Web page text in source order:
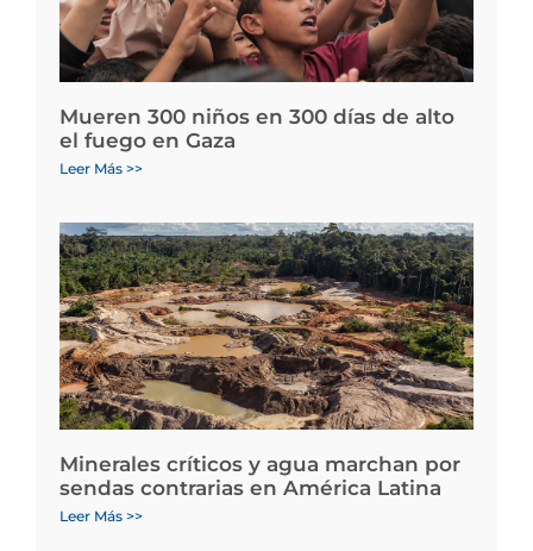
Mueren 300 niños en 300 días de alto
el fuego en Gaza
Leer Más >>
Minerales críticos y agua marchan por
sendas contrarias en América Latina
Leer Más >>